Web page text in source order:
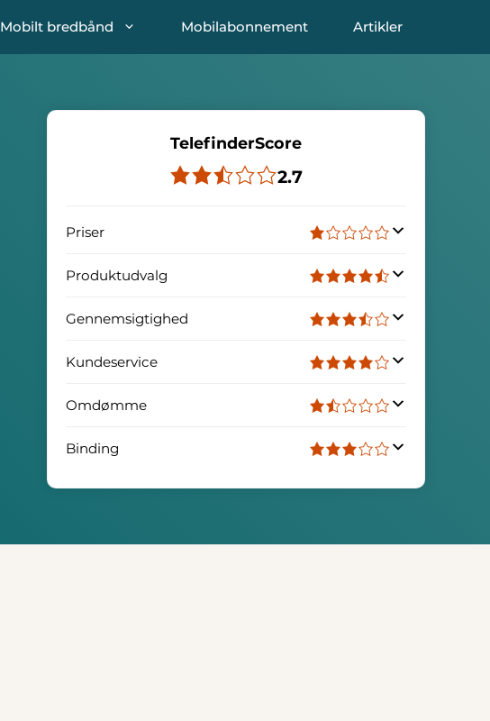
Mobilt bredbånd Mobilabonnement Artikler
TelefinderScore
2.7
Priser
Produktudvalg
Gennemsigtighed
Kundeservice
Omdømme
Binding